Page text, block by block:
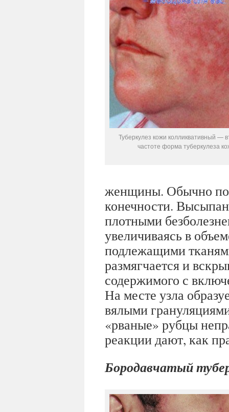
Туберкулез кожи колликвативный —
частоте форма туберкулеза
женщины. Обычно
конечности.
плотными
увеличиваясь в
подлежащими
размягчается и
содержимого с
На месте узла
вялыми
«рваные» рубцы
реакции дают, как
Бородавчатый